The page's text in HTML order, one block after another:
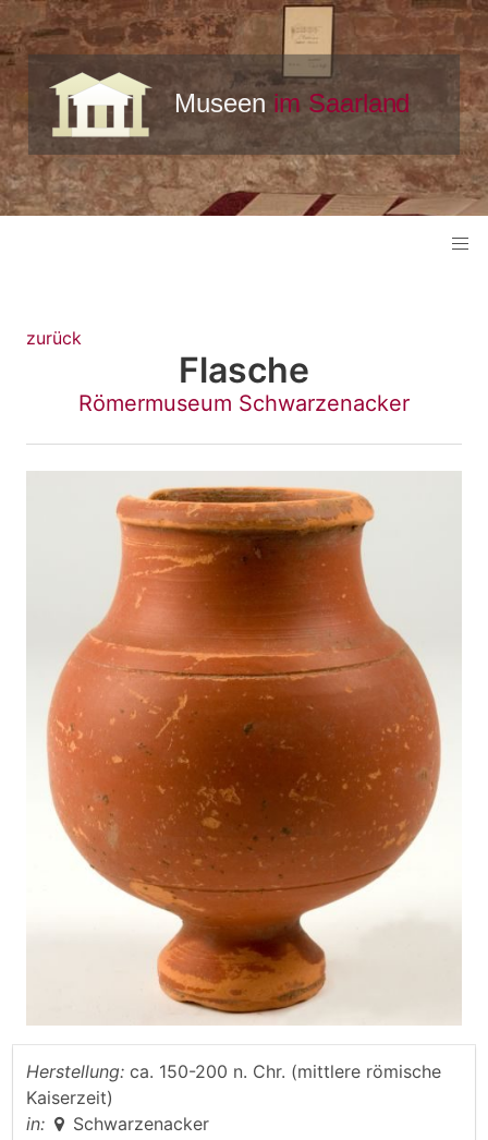
zurück
Flasche
Römermuseum Schwarzenacker
Herstellung: ca. 150-200 n. Chr. (mittlere römische
Kaiserzeit)
in:
Schwarzenacker